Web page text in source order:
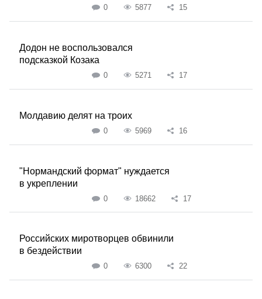
0 5877 15
Додон не воспользовался
подсказкой Козака
0 5271 17
Молдавию делят на троих
0 5969 16
"Нормандский формат" нуждается
в укреплении
0 18662 17
Российских миротворцев обвинили
в бездействии
0 6300 22